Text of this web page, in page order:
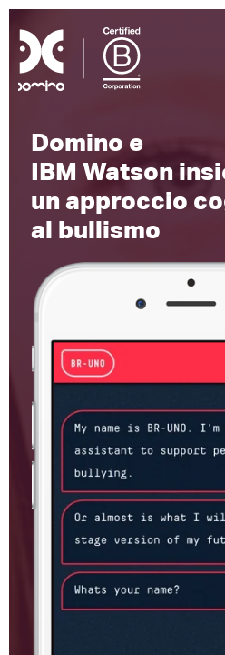
Domino e
IBM Watson
un approccio
al bullismo